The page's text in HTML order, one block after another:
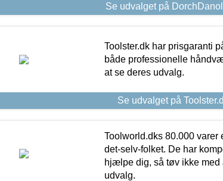
Se udvalget på
Toolster.dk har prisgaranti
både professionelle
at se deres udvalg.
Se udvalget på
Toolworld.dks 80.000
det-selv-folket. De har
hjælpe dig, så tøv ikke med
udvalg.